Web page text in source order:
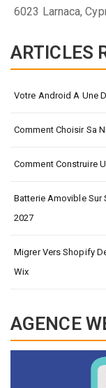
6023 Larnaca,
ARTICLES
Votre Android A Une
Comment Choisir Sa
Comment Construire
Batterie Amovible Sur
2027
Migrer Vers Shopify
Wix
AGENCE